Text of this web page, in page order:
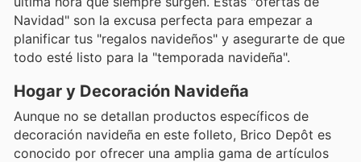
Navidad" son la excusa perfecta para empezar a
planificar tus "regalos navideños" y asegurarte de que
todo esté listo para la "temporada navideña".
Hogar y Decoración Navideña
Aunque no se detallan productos específicos de
decoración navideña en este folleto, Brico Depôt es
conocido por ofrecer una amplia gama de artículos